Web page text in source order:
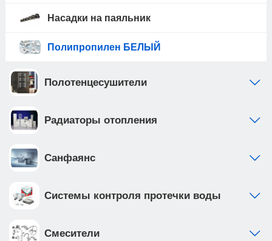
Насадки на паяльник
Полипропилен БЕЛЫЙ
Полотенцесушители
Радиаторы отопления
Санфаянс
Системы контроля протечки воды
Смесители